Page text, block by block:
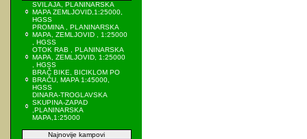
SVILAJA, PLANINARSKA
MAPA ZEMLJOVID,1:25000,
HGSS
PROMINA , PLANINARSKA
MAPA, ZEMLJOVID , 1:25000
, HGSS
OTOK RAB , PLANINARSKA
MAPA, ZEMLJOVID, 1:25000
, HGSS
BRAČ BIKE, BICIKLOM PO
BRAČU, MAPA 1:45000,
HGSS
DINARA-TROGLAVSKA
SKUPINA-ZAPAD
,PLANINARSKA
MAPA,1:25000
Najnovije kampovi